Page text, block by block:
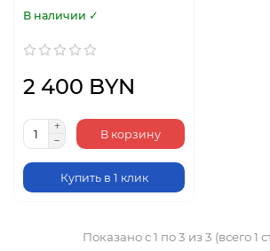
В наличии ✓
2 400 BYN
В корзину
Купить в 1 клик
Показано с 1 по 3 из 3 (всего 1